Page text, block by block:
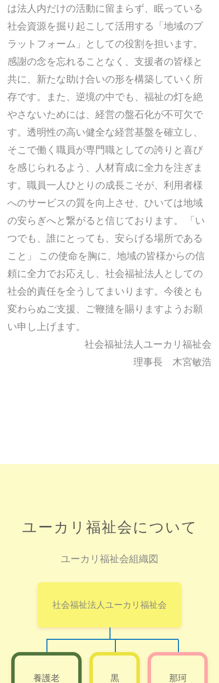
は法人内だけの活動に留まらず、眠っている
社会資源を掘り起こして活用する「地域のプ
ラットフォーム」としての役割を担います。
感謝の念を忘れることなく、支援者の皆様と
共に、新たな助け合いの形を構築していく所
存です。また、逆境の中でも、福祉の灯を絶
やさないためには、経営の盤石化が不可欠で
す。透明性の高い健全な経営基盤を確立し、
そこで働く職員が専門職としての誇りと喜び
を感じられるよう、人材育成に全力を注ぎま
す。職員一人ひとりの成長こそが、利用者様
へのサービスの質を向上させ、ひいては地域
の安らぎへと繋がると信じております。 「い
つでも、誰にとっても、安らげる場所である
こと」 この使命を胸に、地域の皆様からの信
頼に全力でお応えし、社会福祉法人としての
社会的責任を全うしてまいります。今後とも
変わらぬご支援、ご鞭撻を賜りますようお願
い申し上げます。
社会福祉法人ユーカリ福祉会
理事長 木宮敏浩
ユーカリ福祉会について
ユーカリ福祉会組織図
社会福祉法人ユーカリ福祉会
養護老 黒 那珂